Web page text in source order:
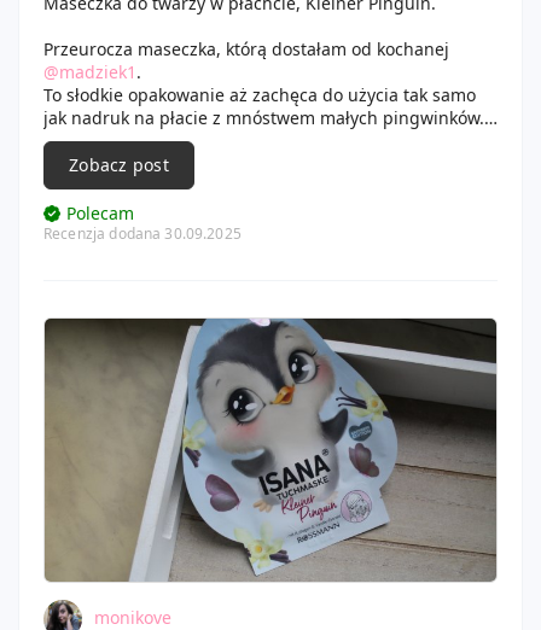
Przeurocza maseczka, którą dostałam od kochanej
@madziek1 .
To słodkie opakowanie aż zachęca do użycia tak samo
jak nadruk na płacie z mnóstwem małych pingwinków.
Zapach maseczki jest ładny waniliowy a płat świetnie
nasączony. Esencja wchłonęła się błyskawicznie a płat
po zdjęciu był praktycznie suchy. Skóra była świetnie
nawilżona a efekt ten utrzymywał się dwa dni. Polecam.
😊
Zobacz post
Polecam
Recenzja dodana 30.09.2025
monikove